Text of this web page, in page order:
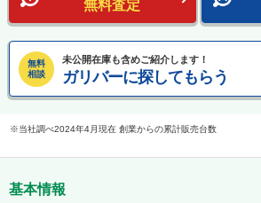
無料査定
無料
相談
未公開在庫も含めご紹介します！
ガリバーに探してもらう
当社調べ2024年4月現在 創業からの累計販売台数
基本情報